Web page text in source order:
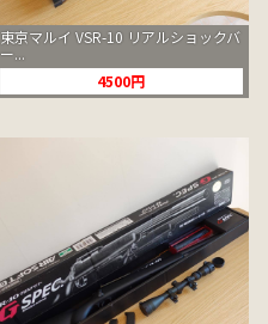
東京マルイ VSR-10 リアルショックバ
ー...
4500円